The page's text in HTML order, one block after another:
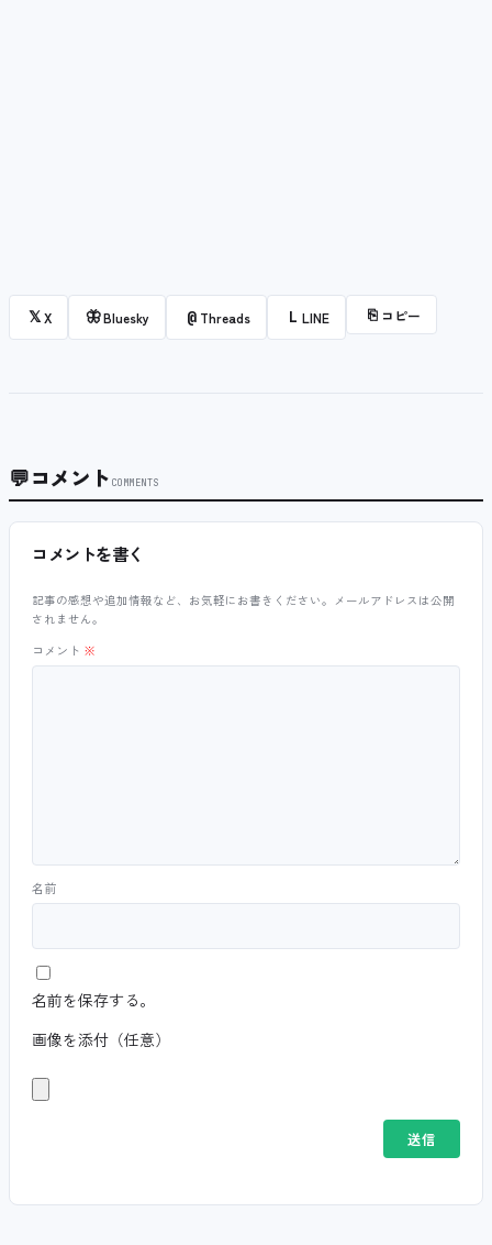
𝕏X 🦋Bluesky @ Threads L LINE ⎘ コピー
💬コメント COMMENTS
コメントを書く
記事の感想や追加情報など、お気軽にお書きください。メールアドレスは公開
されません。
コメント ※
名前
名前を保存する。
画像を添付（任意）